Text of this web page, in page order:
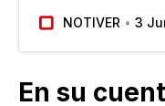
armados que, la
NOTIVER 3
En su